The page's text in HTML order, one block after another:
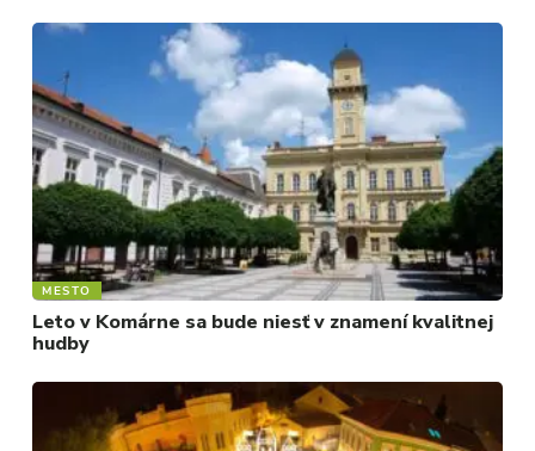
MESTO
Leto v Komárne sa bude niesť v znamení kvalitnej
hudby